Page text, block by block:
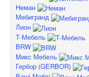
Неман
Мебигранд
Лион
Т-Мебель
BRW
Микс Мебель
Гербор (GERBOR)